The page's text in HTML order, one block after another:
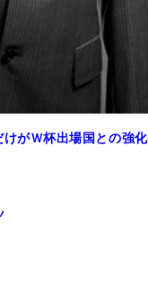
がＷ杯出場国との強化